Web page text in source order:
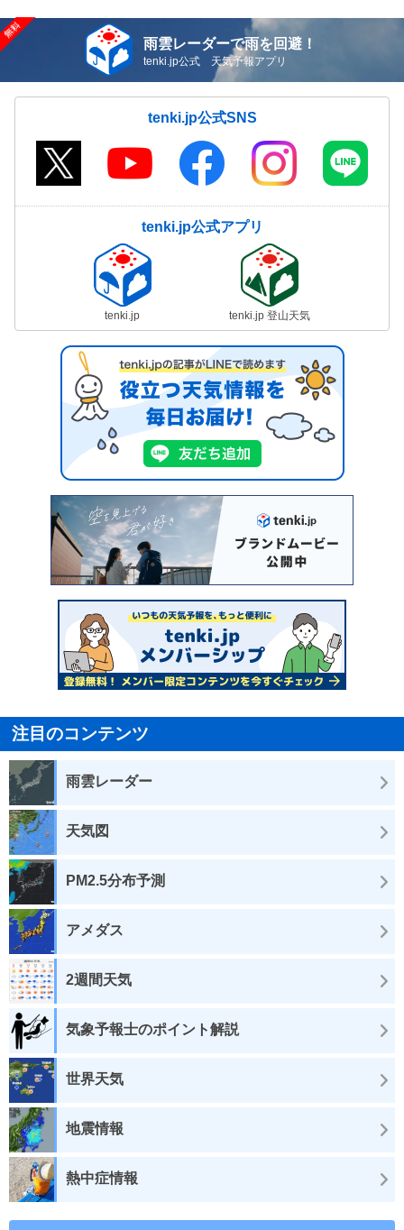
雨雲レーダーで雨を回避！
tenki.jp公式 天気予報アプリ
tenki.jp公式SNS
tenki.jp公式アプリ
tenki.jp tenki.jp 登山天気
注目のコンテンツ
雨雲レーダー
天気図
PM2.5分布予測
アメダス
2週間天気
気象予報士のポイント解説
世界天気
地震情報
熱中症情報